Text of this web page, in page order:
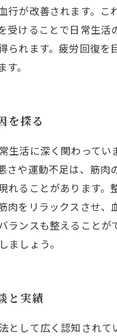
行が改善されます。
受けることで日常生
られます。疲労回復
。
を探る
生活に深く関わって
さや運動不足は、筋
ることがあります
肉をリラックスさせ
ンスも整えること
しょう。
と実績
として広く認知され